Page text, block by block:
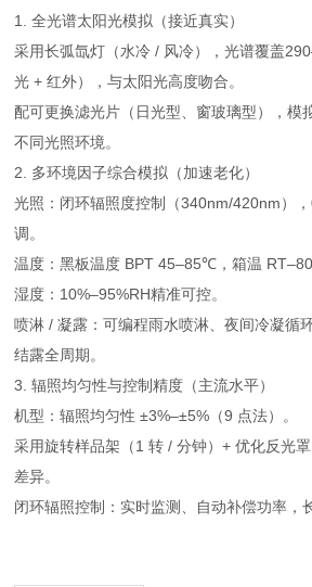
1. 全光谱太阳光模拟（接近真实）
采用长弧氙灯（水冷 / 风冷），光谱覆盖
光 + 红外），与太阳光高度吻合。
配可更换滤光片（日光型、窗玻璃型），模
不同光照环境。
2. 多环境因子综合模拟（加速老化）
光照：闭环辐照度控制（340nm/420nm）
调。
温度：黑板温度 BPT 45–85℃，箱温
湿度：10%–95%RH精准可控。
喷淋 / 凝露：可编程雨水喷淋、夜间冷凝
结露全周期。
3. 辐照均匀性与控制精度（主流水平）
机型：辐照均匀性 ±3%–±5%（9 点法）。
采用旋转样品架（1 转 / 分钟）+ 优化反光
差异。
闭环辐照控制：实时监测、自动补偿功率，